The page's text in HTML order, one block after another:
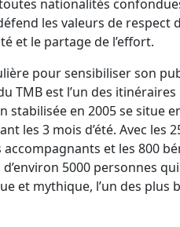
nationalités
les valeurs de respect
et le partage de l’effort.
pour sensibiliser son
TMB est l’un des itinéraires
stabilisée en 2005 se situe
les 3 mois d’été. Avec les
et les 800
5000 personnes qui
et mythique, l’un des plus